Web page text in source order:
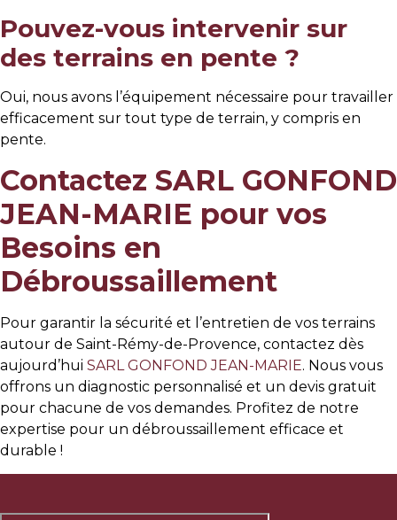
Pouvez-vous intervenir sur
des terrains en pente ?
Oui, nous avons l’équipement nécessaire pour travailler
efficacement sur tout type de terrain, y compris en
pente.
Contactez SARL GONFOND
JEAN-MARIE pour vos
Besoins en
Débroussaillement
Pour garantir la sécurité et l’entretien de vos terrains
autour de Saint-Rémy-de-Provence, contactez dès
aujourd’hui SARL GONFOND JEAN-MARIE. Nous vous
offrons un diagnostic personnalisé et un devis gratuit
pour chacune de vos demandes. Profitez de notre
expertise pour un débroussaillement efficace et
durable !